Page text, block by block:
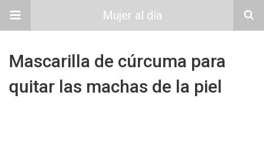
Mujer al día
Mascarilla de cúrcuma para
quitar las machas de la piel